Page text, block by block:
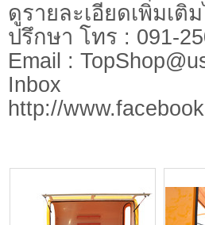
ดูรายละเอียดเพิ่มเติ
ปรึกษา โทร : 091-
Email :
http://